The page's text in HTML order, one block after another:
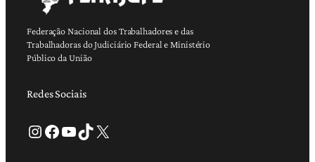
Federação Nacional dos Trabalhadores e das
Trabalhadoras do Judiciário Federal e Ministério
Público da União
Redes Sociais
Instagram Facebook Youtube TikTok X